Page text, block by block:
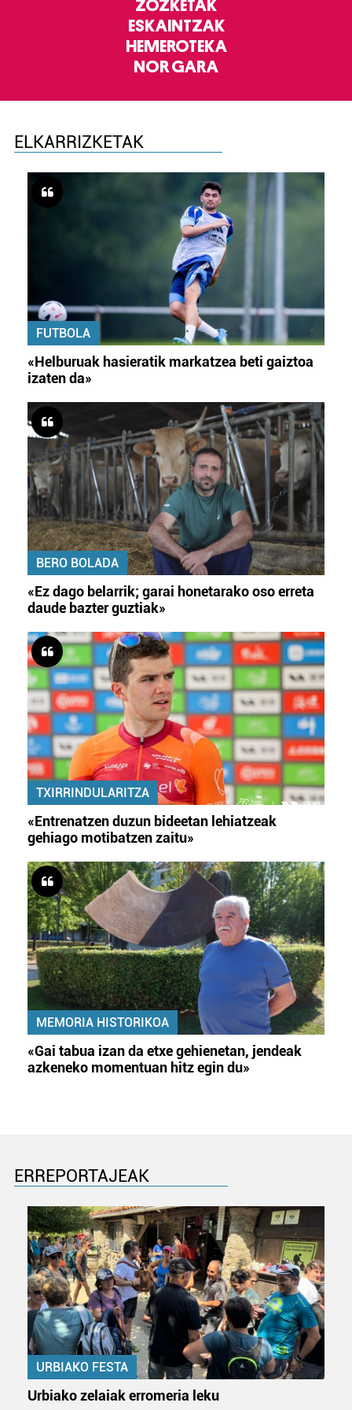
ZOZKETAK
ESKAINTZAK
HEMEROTEKA
NOR GARA
ELKARRIZKETAK
FUTBOLA
«Helburuak hasieratik markatzea beti gaiztoa
izaten da»
BERO BOLADA
«Ez dago belarrik; garai honetarako oso erreta
daude bazter guztiak»
TXIRRINDULARITZA
«Entrenatzen duzun bideetan lehiatzeak
gehiago motibatzen zaitu»
MEMORIA HISTORIKOA
«Gai tabua izan da etxe gehienetan, jendeak
azkeneko momentuan hitz egin du»
ERREPORTAJEAK
URBIAKO FESTA
Urbiako zelaiak erromeria leku